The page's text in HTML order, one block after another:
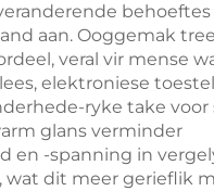
behoeftes
aan. Ooggemak
veral vir mense
elektroniese
ryke take voor
glans verminder
en -spanning in
wat dit meer gerieflik